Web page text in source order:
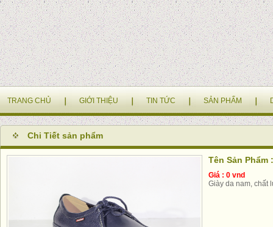
TRANG CHỦ GIỚI THIỆU TIN TỨC SẢN PHẨM
Chi Tiết sản phẩm
Tên Sản Phẩm
Giá : 0 vnd
Giày da nam, chất